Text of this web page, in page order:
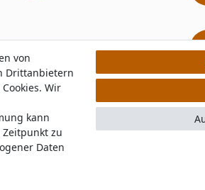
des Anbieters: 5 Verkaufs- und 3
von
Drittanbietern
Wir
kann
zu
Daten
von
Drittanbietern
Wir
kann
zu
Daten